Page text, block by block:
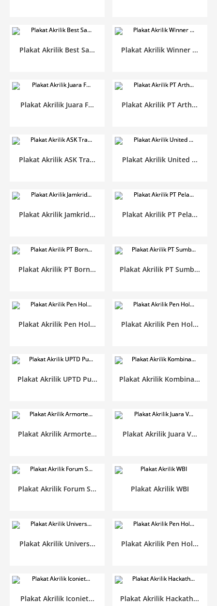
Plakat Akrilik Best Sa... Plakat Akrilik Winner ...
Plakat Akrilik Juara F... Plakat Akrilik PT Arth...
Plakat Akrilik ASK Tra... Plakat Akrilik United ...
Plakat Akrilik Jamkrid... Plakat Akrilik PT Pela...
Plakat Akrilik PT Born... Plakat Akrilik PT Sumb...
Plakat Akrilik Pen Hol... Plakat Akrilik Pen Hol...
Plakat Akrilik UPTD Pu... Plakat Akrilik Kombina...
Plakat Akrilik Armorte... Plakat Akrilik Juara V...
Plakat Akrilik Forum S... Plakat Akrilik WBI
Plakat Akrilik Univers... Plakat Akrilik Pen Hol...
Plakat Akrilik Iconiet... Plakat Akrilik Hackath...